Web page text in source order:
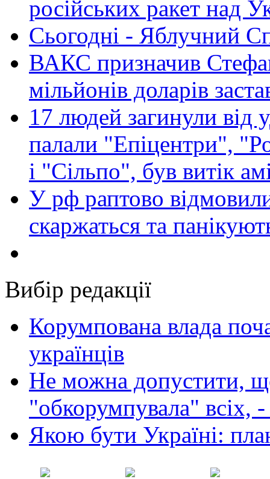
російських ракет над
Сьогодні - Яблучний
ВАКС призначив
мільйонів доларів
17 людей загинули від
палали "Епіцентри",
і "Сільпо", був витік
У рф раптово
скаржаться та
Вибір редакції
Корумпована влада
українців
Не можна допустити,
"обкорумпувала" всіх,
Якою бути Україні: